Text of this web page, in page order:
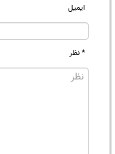
ایمیل
* نظر